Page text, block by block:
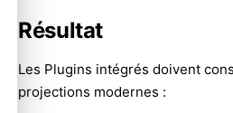
Résultat
Les Plugins intégrés doivent
projections modernes :